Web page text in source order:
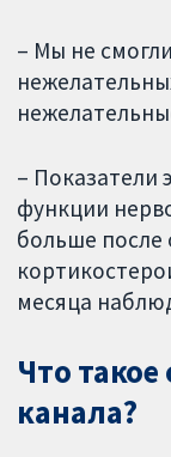
– Мы не
– Показатели
функции
больше после
месяца
Что
канала?